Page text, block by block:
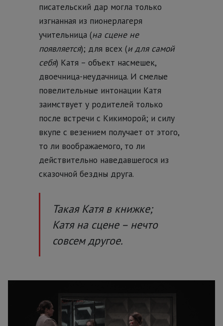
писательский дар могла только
изгнанная из пионерлагеря
учительница (на сцене не
появляется); для всех (и для самой
себя) Катя – объект насмешек,
двоечница-неудачница. И смелые
повелительные интонации Катя
заимствует у родителей только
после встречи с Кикиморой; и силу
вкупе с везением получает от этого,
то ли воображаемого, то ли
действительно наведавшегося из
сказочной бездны друга.
Такая Катя в книжке;
Катя на сцене – нечто
совсем другое.